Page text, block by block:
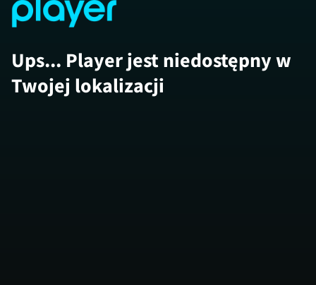
Ups... Player jest niedostępny w
Twojej lokalizacji